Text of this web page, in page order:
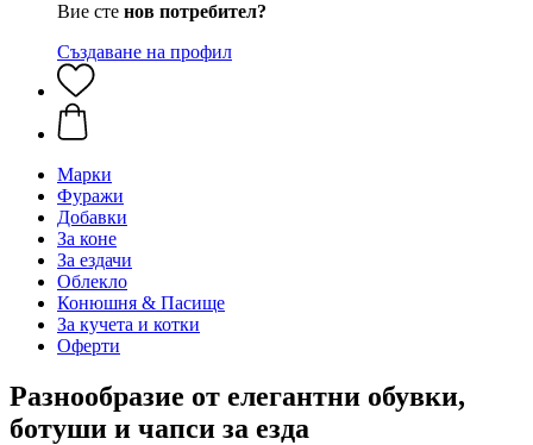
Вие сте нов потребител?
Създаване на профил
Марки
Фуражи
Добавки
За коне
За ездачи
Облекло
Конюшня & Пасище
За кучета и котки
Оферти
Разнообразие от елегантни обувки,
ботуши и чапси за езда